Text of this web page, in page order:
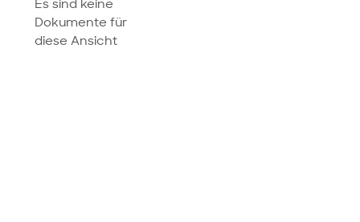
Es sind keine
Dokumente für
diese Ansicht